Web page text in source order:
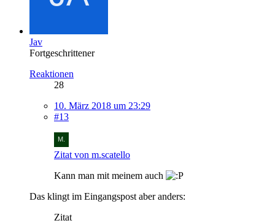
Jav
Fortgeschrittener
Reaktionen
28
10. März 2018 um 23:29
#13
Zitat von m.scatello
Kann man mit meinem auch
Das klingt im Eingangspost aber anders:
Zitat